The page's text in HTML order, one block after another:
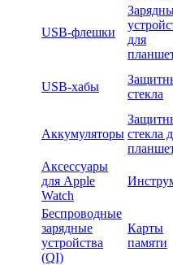
USB-флешки
для
USB-хабы
стекла
Аккумуляторы стекла
Аксессуары
для Apple
Watch
Беспроводные
зарядные
устройства
(QI)
Карты
памяти